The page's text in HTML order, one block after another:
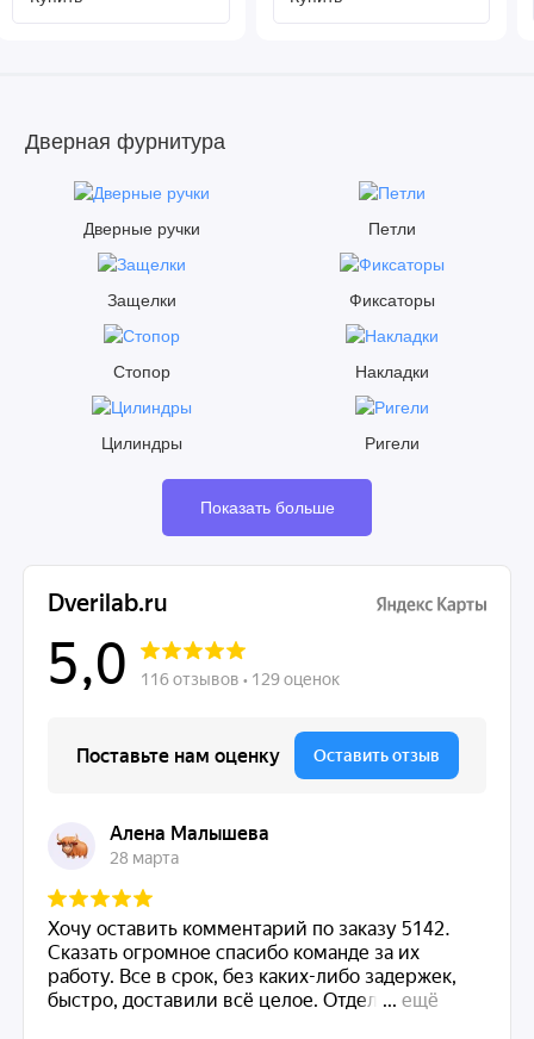
Дверная фурнитура
Дверные ручки Петли
Защелки Фиксаторы
Стопор Накладки
Цилиндры Ригели
Показать больше